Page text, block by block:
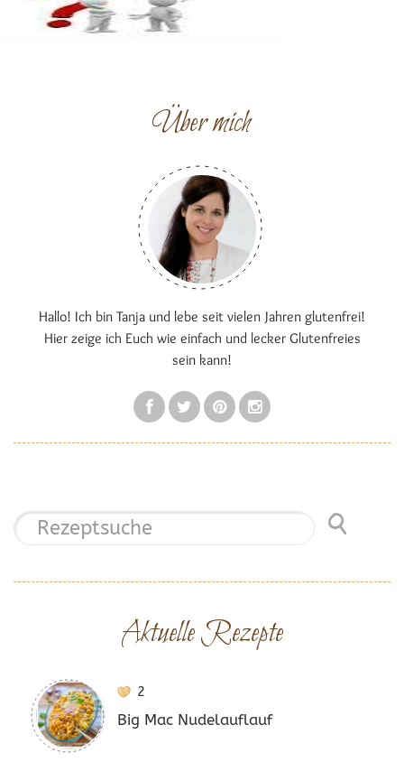
Über mich
Hallo! Ich bin Tanja und lebe seit vielen Jahren glutenfrei!
Hier zeige ich Euch wie einfach und lecker Glutenfreies
sein kann!
Aktuelle Rezepte
2
Big Mac Nudelauflauf